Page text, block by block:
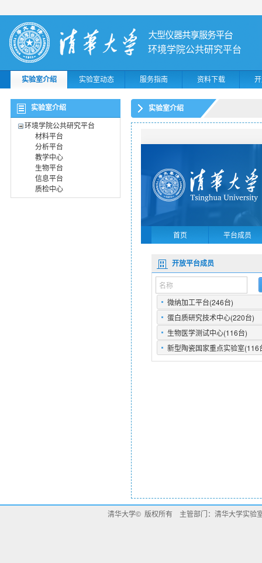
环境学院公共研究平台
实验室介绍 实验室动态 服务指南 资料下载
实验室介绍
环境学院公共研究平台
材料平台
分析平台
教学中心
生物平台
信息平台
质检中心
实验室介绍
清华大学© 版权所有 主管部门：清华大学实验